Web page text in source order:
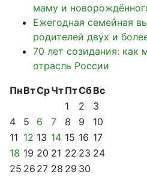
маму и
Ежегодная семейная
родителей двух и
70 лет созидания: как
отрасль России
ПнВтСрЧтПтСбВс
1
2
3
4
5 6 7 8 9
10
11 12 13 14 15 16 17
18 19 20 21 22 23 24
25 26 27 28 29 30